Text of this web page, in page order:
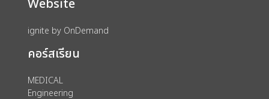
Website
ignite by OnDemand
คอร์สเรียน
MEDICAL
Engineering